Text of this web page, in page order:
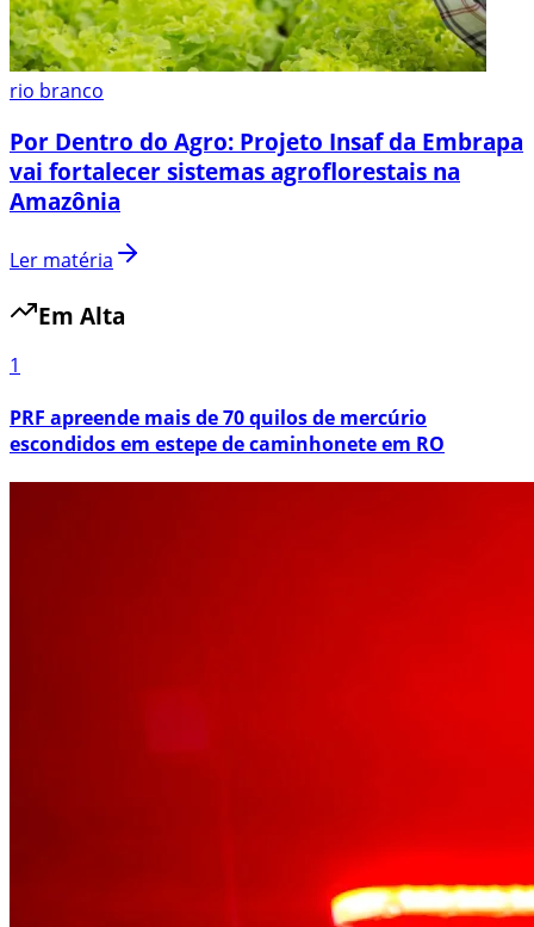
rio branco
Por Dentro do Agro: Projeto Insaf da Embrapa
vai fortalecer sistemas agroflorestais na
Amazônia
Ler matéria
Em Alta
1
PRF apreende mais de 70 quilos de mercúrio
escondidos em estepe de caminhonete em RO